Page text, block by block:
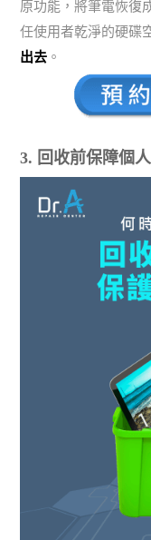
原功能，將筆電恢復
任使用者乾淨的硬碟
出去 。
3. 回收前保障個